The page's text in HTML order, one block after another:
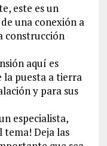
este es un
una conexión a
construcción
aquí es
la puesta a tierra
y para sus
especialista,
tema! Deja las